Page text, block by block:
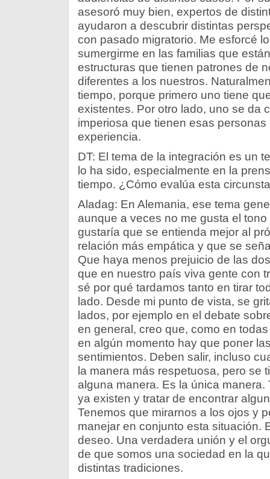
asesoró muy bien, expertos de
ayudaron a descubrir distintas
con pasado migratorio. Me esforcé
sumergirme en las familias que
estructuras que tienen patrones de
diferentes a los nuestros.
tiempo, porque primero uno tiene
existentes. Por otro lado, uno se da
imperiosa que tienen esas
experiencia.
DT: El tema de la integración es un
lo ha sido, especialmente en la
tiempo. ¿Cómo evalúa esta
Aladag: En Alemania, ese tema
aunque a veces no me gusta el
gustaría que se entienda mejor al
relación más empática y que se
Que haya menos prejuicio de las
que en nuestro país viva gente con
sé por qué tardamos tanto en tirar
lado. Desde mi punto de vista, se
lados, por ejemplo en el debate
en general, creo que, como en
en algún momento hay que poner
sentimientos. Deben salir, incluso
la manera más respetuosa, pero se
alguna manera. Es la única manera.
ya existen y tratar de encontrar
Tenemos que mirarnos a los ojos y
manejar en conjunto esta situación.
deseo. Una verdadera unión y el
de que somos una sociedad en la
distintas tradiciones.